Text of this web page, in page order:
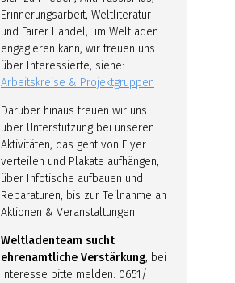
Erinnerungsarbeit, Weltliteratur
und Fairer Handel, im Weltladen
engagieren kann, wir freuen uns
über Interessierte, siehe:
Arbeitskreise & Projektgruppen
Darüber hinaus freuen wir uns
über Unterstützung bei unseren
Aktivitäten, das geht von Flyer
verteilen und Plakate aufhängen,
über Infotische aufbauen und
Reparaturen, bis zur Teilnahme an
Aktionen & Veranstaltungen.
Weltladenteam sucht
ehrenamtliche Verstärkung, bei
Interesse bitte melden: 0651/